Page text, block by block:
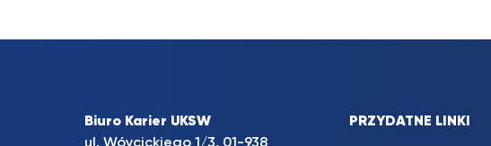
Biuro Karier UKSW
PRZYDATNE LINKI